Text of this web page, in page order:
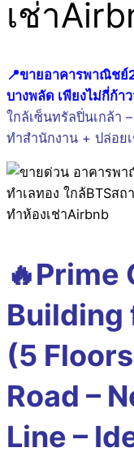
เช่า
📍ขายอาคารพาณิช
บางพลัด เพียงไม่กี่ก้า
ใกล้เซ็นทรัลปิ่นเกล้า
ทำสำนักงาน + ปล่อย
🔥Prime
Building
(5
Road –
Line –